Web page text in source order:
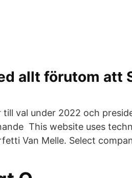
allt förutom att
val under 2022 och
This website uses
Van Melle. Select